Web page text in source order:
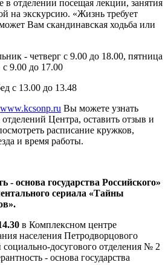
в отделении посещая лекции, занятия
на экскурсию. «Жизнь требует
Вам скандинавская ходьба или
- четверг с 9.00 до 18.00, пятница
с 9.00 до 17.00
с 13.00 до 13.48
www.kcsonp.ru Вы можете узнать
Центра, оставить отзыв и
расписание кружков,
и время работы.
- основа государства Российского»
сериала «Тайны
в Комплексном центре
населения Петродворцового
социально-досугового отделения № 2
- основа государства